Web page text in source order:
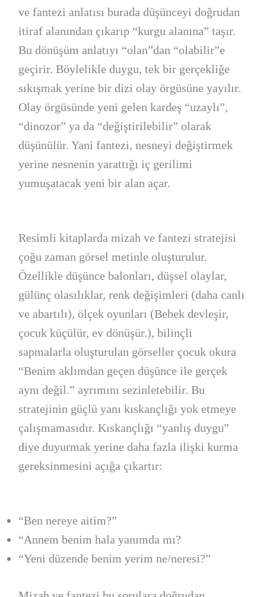
ve fantezi anlatısı burada düşünceyi doğrudan
itiraf alanından çıkarıp “kurgu alanına” taşır.
Bu dönüşüm anlatıyı “olan”dan “olabilir”e
geçirir. Böylelikle duygu, tek bir gerçekliğe
sıkışmak yerine bir dizi olay örgüsüne yayılır.
Olay örgüsünde yeni gelen kardeş “uzaylı”,
“dinozor” ya da “değiştirilebilir” olarak
düşünülür. Yani fantezi, nesneyi değiştirmek
yerine nesnenin yarattığı iç gerilimi
yumuşatacak yeni bir alan açar.
Resimli kitaplarda mizah ve fantezi stratejisi
çoğu zaman görsel metinle oluşturulur.
Özellikle düşünce balonları, düşsel olaylar,
gülünç olasılıklar, renk değişimleri (daha canlı
ve abartılı), ölçek oyunları (Bebek devleşir,
çocuk küçülür, ev dönüşür.), bilinçli
sapmalarla oluşturulan görseller çocuk okura
“Benim aklımdan geçen düşünce ile gerçek
aynı değil.” ayrımını sezinletebilir. Bu
stratejinin güçlü yanı kıskançlığı yok etmeye
çalışmamasıdır. Kıskançlığı “yanlış duygu”
diye duyurmak yerine daha fazla ilişki kurma
gereksinmesini açığa çıkartır:
“Ben nereye aitim?”
“Annem benim hala yanımda mı?
“Yeni düzende benim yerim ne/neresi?”